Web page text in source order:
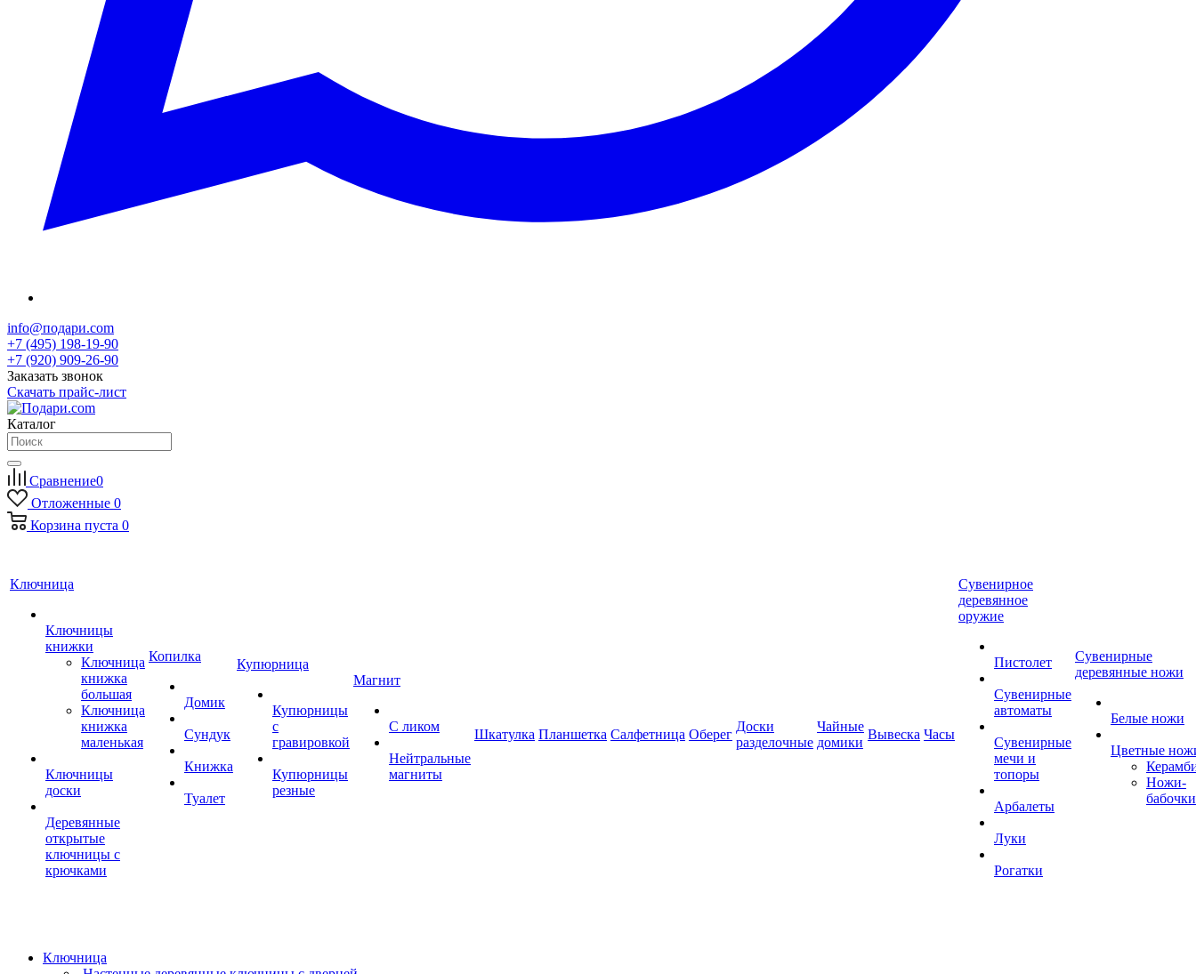
info@подари.com
+7 (495) 198-19-90
+7 (920) 909-26-90
Заказать звонок
Скачать прайс-лист
Каталог
Сравнение0
Отложенные 0
Корзина пуста 0
Ключница
Ключницы
книжки
Ключница
книжка
большая
Ключница
книжка
маленькая
Ключницы
доски
Деревянные
открытые
ключницы с
крючками
Копилка
Домик
Сундук
Книжка
Туалет
Купюрница
Купюрницы
с
гравировкой
Купюрницы
резные
Магнит
С ликом
Нейтральные
магниты
Шкатулка Планшетка Салфетница Оберег
Доски
разделочные
Чайные
домики
Вывеска Часы
Сувенирное
деревянное
оружие
Пистолет
Сувенирные
автоматы
Сувенирные
мечи и
топоры
Арбалеты
Луки
Рогатки
Сувенирные
деревянные ножи
Белые ножи
Цветные
Ножи-
бабочки
Ключница